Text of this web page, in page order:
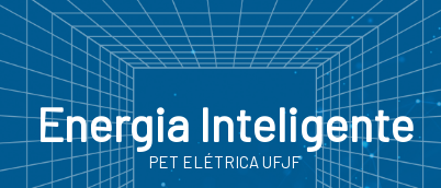
Energia Inteligente
PET ELÉTRICA UFJF